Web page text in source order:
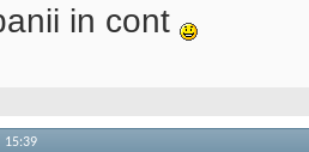
in cont
15:39